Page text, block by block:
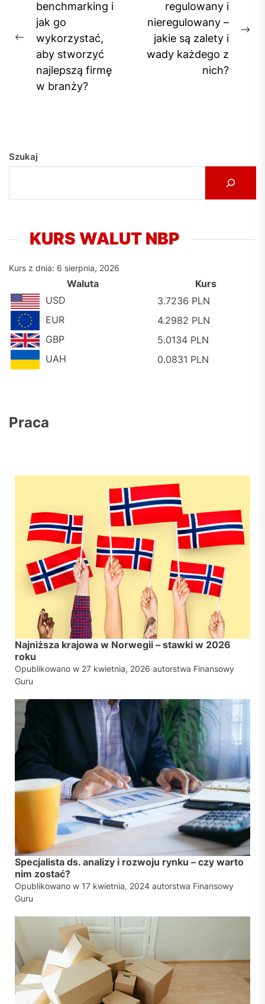
wpisu
Previous
post:
benchmarking i
jak go
wykorzystać,
aby stworzyć
najlepszą firmę
w branży?
regulowany i
nieregulowany –
jakie są zalety i
wady każdego z
nich?
Szukaj
KURS WALUT NBP
Kurs z dnia: 6 sierpnia, 2026
Waluta
Kurs
USD
3.7236 PLN
EUR
4.2982 PLN
GBP
5.0134 PLN
UAH
0.0831 PLN
Praca
Najniższa krajowa w Norwegii – stawki w 2026
roku
Opublikowano w 27 kwietnia, 2026 autorstwa Finansowy
Guru
Specjalista ds. analizy i rozwoju rynku – czy warto
nim zostać?
Opublikowano w 17 kwietnia, 2024 autorstwa Finansowy
Guru